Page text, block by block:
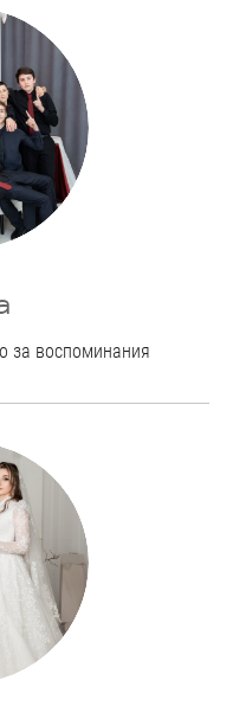
за воспоминания